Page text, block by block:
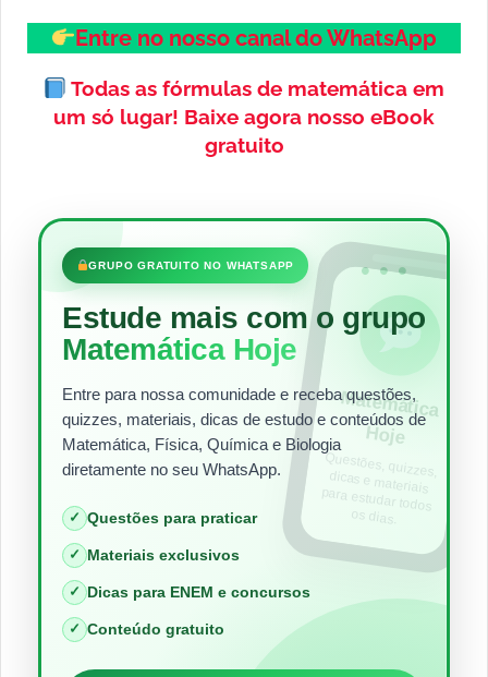
Entre no nosso canal do WhatsApp
Todas as fórmulas de matemática em
um só lugar! Baixe agora nosso eBook
gratuito
•••
GRUPO GRATUITO NO WHATSAPP
Estude mais com o grupo
Matemática Hoje
Entre para nossa comunidade e receba questões,
quizzes, materiais, dicas de estudo e conteúdos de
Matemática, Física, Química e Biologia
diretamente no seu WhatsApp.
✓ Questões para praticar
✓ Materiais exclusivos
✓ Dicas para ENEM e concursos
✓ Conteúdo gratuito
Matem
ática
Hoje
Questões, quizzes,
dicas e materiais
para estudar todos
os dias.